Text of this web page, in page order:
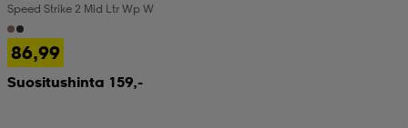
Speed Strike 2 Mid Ltr Wp W
86,99
Suositushinta 159,-